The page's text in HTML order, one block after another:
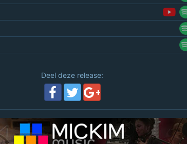
Deel deze release: